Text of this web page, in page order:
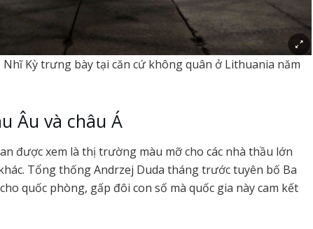
Nhĩ Kỳ trưng bày tại căn cứ không quân ở Lithuania năm
Âu và châu Á
được xem là thị trường màu mỡ cho các nhà thầu lớn
Tổng thống Andrzej Duda tháng trước tuyên bố Ba
quốc phòng, gấp đôi con số mà quốc gia này cam kết